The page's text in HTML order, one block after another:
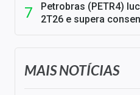
Petrobras (PETR4)
2T26 e supera
MAIS NOTÍCIAS